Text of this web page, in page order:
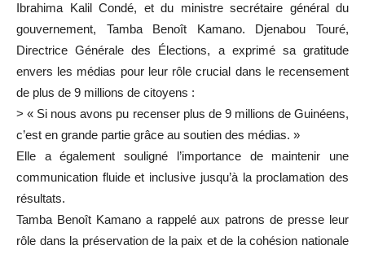
Ibrahima Kalil Condé, et du ministre secrétaire général du
gouvernement, Tamba Benoît Kamano. Djenabou Touré,
Directrice Générale des Élections, a exprimé sa gratitude
envers les médias pour leur rôle crucial dans le recensement
de plus de 9 millions de citoyens :
> « Si nous avons pu recenser plus de 9 millions de Guinéens,
c’est en grande partie grâce au soutien des médias. »
Elle a également souligné l’importance de maintenir une
communication fluide et inclusive jusqu’à la proclamation des
résultats.
Tamba Benoît Kamano a rappelé aux patrons de presse leur
rôle dans la préservation de la paix et de la cohésion nationale